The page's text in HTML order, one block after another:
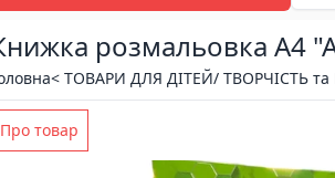
розмальовка А4
< ТОВАРИ ДЛЯ ДІТЕЙ/ ТВОРЧІСТЬ
Про товар